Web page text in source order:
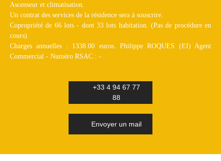
Ascenseur et climatisation.
Un contrat des services de la résidence sera à souscrire.
Copropriété de 66 lots - dont 33 lots habitation. (Pas de procédure en
cours).
Charges annuelles : 1338.00 euros. Philippe ROQUES (EI) Agent
Commercial - Numéro RSAC : - .
+33 4 94 67 77
88
Envoyer un mail